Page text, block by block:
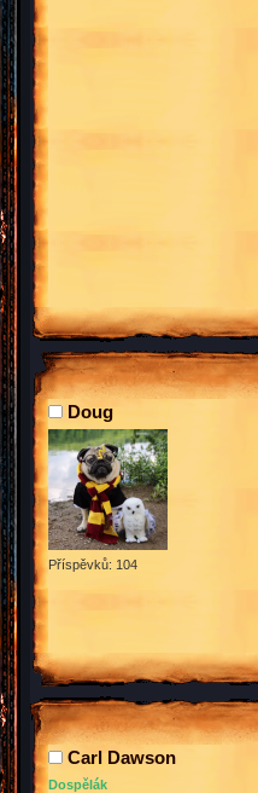
Doug
Příspěvků: 104
Carl Dawson
Dospělák